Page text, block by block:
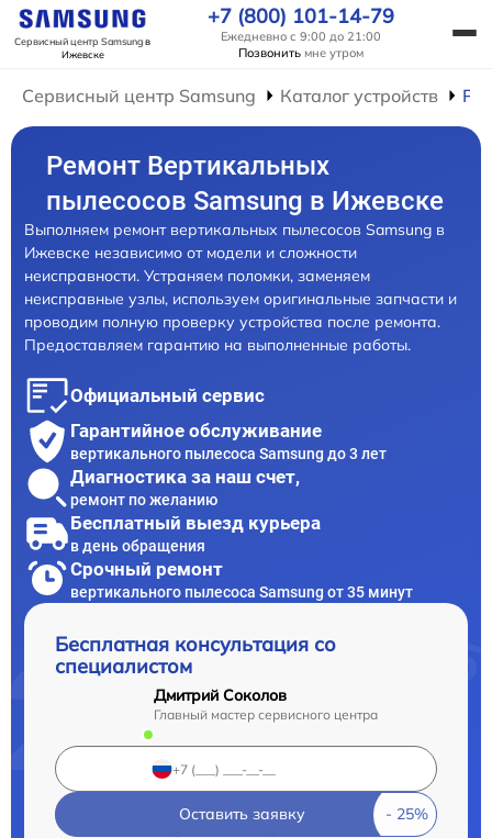
Сервисный центр Samsungв
Ижевске
+7 (800) 101-14-79
Ежедневно с 9:00 до 21:00
Позвонить мне утром
Сервисный центр Samsung Каталог устройств
Ремонт Вертикальных
пылесосов Samsung в Ижевске
Выполняем ремонт вертикальных пылесосов Samsung в
Ижевске независимо от модели и сложности
неисправности. Устраняем поломки, заменяем
неисправные узлы, используем оригинальные запчасти и
проводим полную проверку устройства после ремонта.
Предоставляем гарантию на выполненные работы.
Официальный сервис
Гарантийное обслуживание
вертикального пылесоса Samsung до 3 лет
Диагностика за наш счет,
ремонт по желанию
Бесплатный выезд курьера
в день обращения
Срочный ремонт
вертикального пылесоса Samsung от 35 минут
Бесплатная консультация со
специалистом
Дмитрий Соколов
Главный мастер сервисного центра
Оставить заявку